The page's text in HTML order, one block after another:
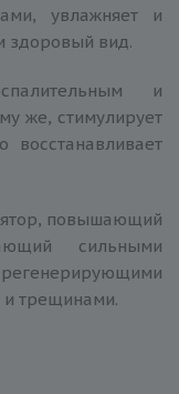
увлажняет и
здоровый вид.
и
же, стимулирует
повышающий
сильными
и трещинами.